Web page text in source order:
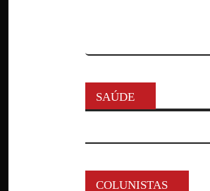
SAÚDE
COLUNISTAS